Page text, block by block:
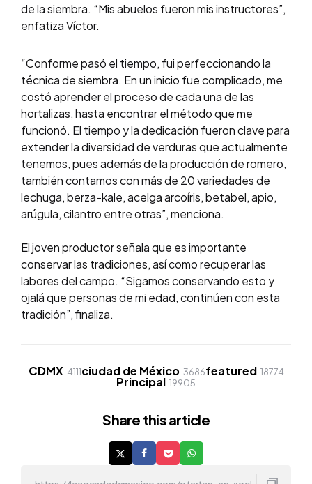
de la siembra. “Mis abuelos fueron mis instructores”,
enfatiza Víctor.
“Conforme pasó el tiempo, fui perfeccionando la
técnica de siembra. En un inicio fue complicado, me
costó aprender el proceso de cada una de las
hortalizas, hasta encontrar el método que me
funcionó. El tiempo y la dedicación fueron clave para
extender la diversidad de verduras que actualmente
tenemos, pues además de la producción de romero,
también contamos con más de 20 variedades de
lechuga, berza-kale, acelga arcoíris, betabel, apio,
arúgula, cilantro entre otras”, menciona.
El joven productor señala que es importante
conservar las tradiciones, así como recuperar las
labores del campo. “Sigamos conservando esto y
ojalá que personas de mi edad, continúen con esta
tradición”, finaliza.
CDMX 4111ciudad de México 3686featured 18774
Principal 19905
Share this article